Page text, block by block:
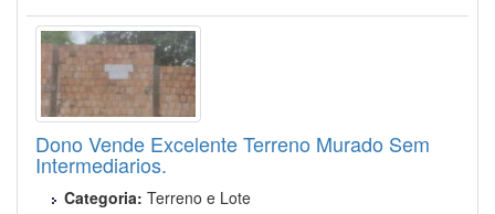
Dono Vende Excelente Terreno Murado Sem
Intermediarios.
Categoria: Terreno e Lote